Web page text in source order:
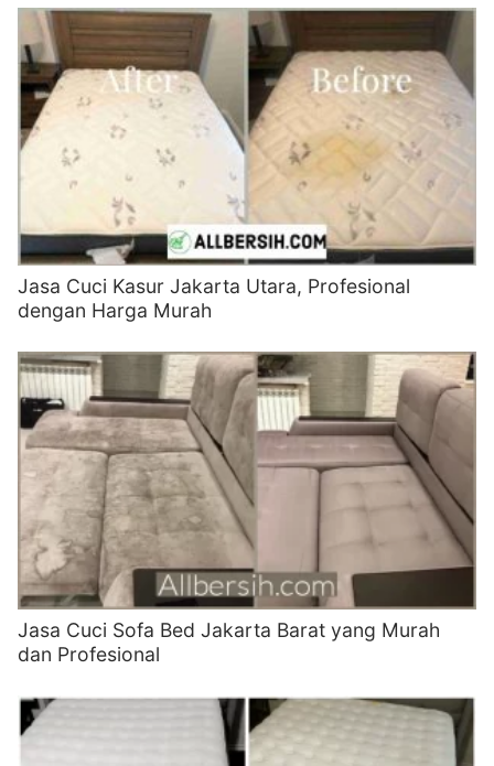
Jasa Cuci Kasur Jakarta Utara, Profesional
dengan Harga Murah
Jasa Cuci Sofa Bed Jakarta Barat yang Murah
dan Profesional